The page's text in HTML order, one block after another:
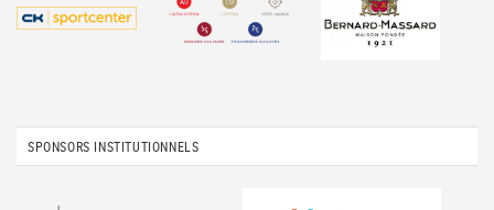
SPONSORS INSTITUTIONNELS